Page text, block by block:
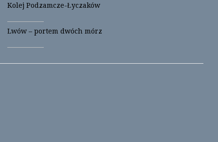
Kolej Podzamcze-Łyczaków
Lwów – portem dwóch mórz